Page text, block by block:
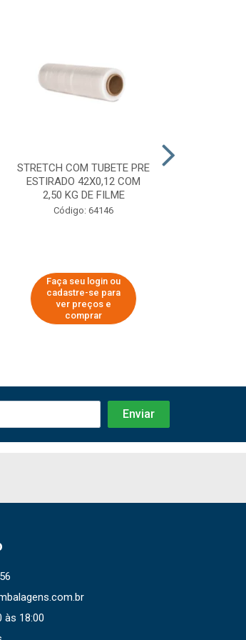
STRETCH COM TUBETE PRE
ESTIRADO 42X0,12 COM
2,50 KG DE FILME
Código: 64146
Faça seu login ou
cadastre-se para
ver preços e
comprar
às 18:00